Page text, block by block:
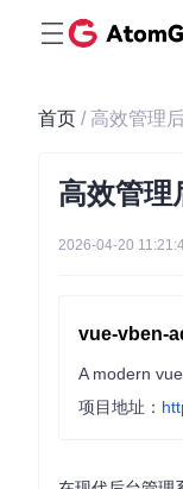
首页 / 高效管理
高效管
2026-04-20
vue-vben-
A modern
项目地址：